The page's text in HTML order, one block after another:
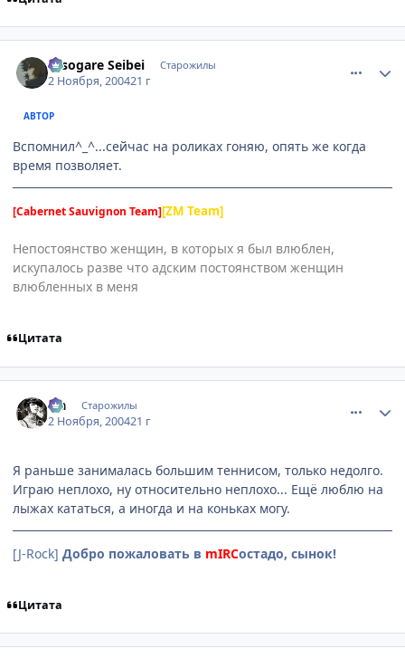
Tasogare Seibei Старожилы
2 Ноября, 200421 г
АВТОР
Вспомнил^_^...сейчас на роликах гоняю, опять же когда
время позволяет.
[Cabernet Sauvignon Team][ZM Team]
Непостоянство женщин, в которых я был влюблен,
искупалось разве что адским постоянством женщин
влюбленных в меня
Цитата
Lia Старожилы
2 Ноября, 200421 г
Я раньше занималась большим теннисом, только недолго.
Играю неплохо, ну относительно неплохо... Ещё люблю на
лыжах кататься, а иногда и на коньках могу.
[J-Rock] Добро пожаловать в mIRCостадо, сынок!
Цитата